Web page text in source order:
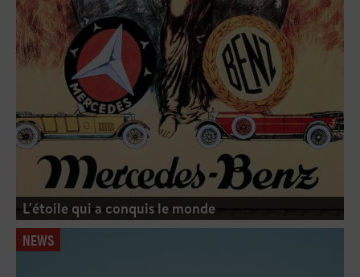
L'étoile qui a conquis le monde
NEWS